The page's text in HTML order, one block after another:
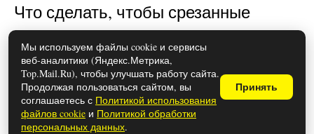
Что сделать, чтобы срезанные
цветы простояли дольше
Мы используем файлы cookie и сервисы
веб-аналитики (Яндекс.Метрика,
Top.Mail.Ru), чтобы улучшать работу сайта.
Продолжая пользоваться сайтом, вы
соглашаетесь с Политикой использования
файлов cookie и Политикой обработки
персональных данных.
Принять